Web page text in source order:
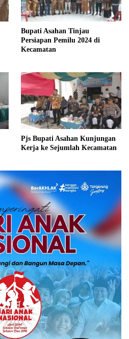
Bupati Asahan Tinjau
Persiapan Pemilu 2024 di
Kecamatan
Pjs Bupati Asahan Kunjungan
Kerja ke Sejumlah Kecamatan